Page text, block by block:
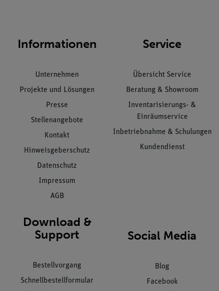
Informationen
Unternehmen
Projekte und Lösungen
Presse
Stellenangebote
Kontakt
Hinweisgeberschutz
Datenschutz
Impressum
AGB
Service
Übersicht Service
Beratung & Showroom
Inventarisierungs- &
Einräumservice
Inbetriebnahme & Schulungen
Kundendienst
Download &
Support
Bestellvorgang
Schnellbestellformular
Social Media
Blog
Facebook